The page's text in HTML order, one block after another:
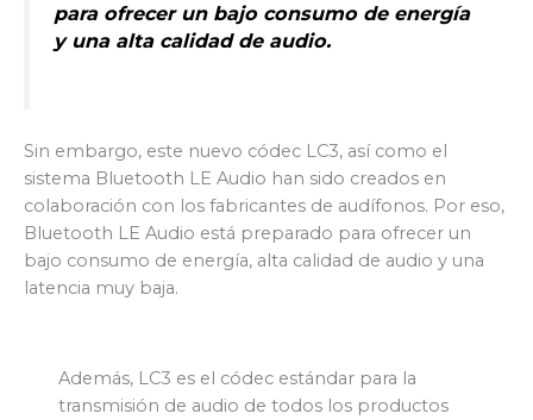
para ofrecer un bajo consumo de energía
y una alta calidad de audio.
Sin embargo, este nuevo códec LC3, así como el
sistema Bluetooth LE Audio han sido creados en
colaboración con los fabricantes de audífonos. Por eso,
Bluetooth LE Audio está preparado para ofrecer un
bajo consumo de energía, alta calidad de audio y una
latencia muy baja.
Además, LC3 es el códec estándar para la
transmisión de audio de todos los productos